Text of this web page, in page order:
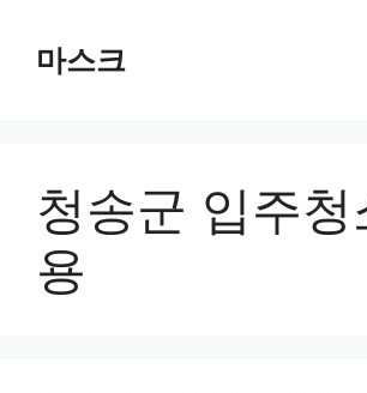
마스크
청송군 입주청
용